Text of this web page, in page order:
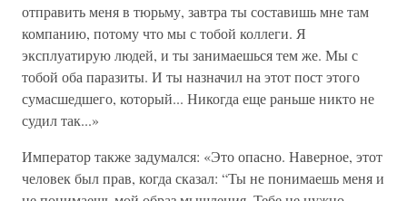
отправить меня в тюрьму, завтра ты составишь мне там
компанию, потому что мы с тобой коллеги. Я
эксплуатирую людей, и ты занимаешься тем же. Мы с
тобой оба паразиты. И ты назначил на этот пост этого
сумасшедшего, который... Никогда еще раньше никто не
судил так...»
Император также задумался: «Это опасно. Наверное, этот
человек был прав, когда сказал: “Ты не понимаешь меня и